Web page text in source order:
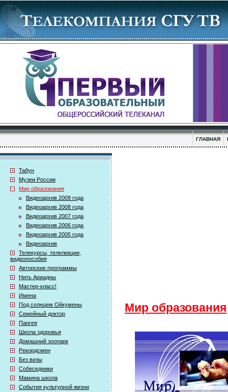
ГЛАВНАЯ
Табун
Музеи России
Мир образования
Видеоархив 2009 года
Видеоархив 2008 года
Видеоархив 2007 года
Видеоархив 2006 года
Видеоархив 2005 года
Видеоархив
Телекурсы, телелекции,
видеопособия
Авторские программы
Нить Ариадны
Мастер-класс!
Имена
Под солнцем Ойкумены
Семейный доктор
Пангея
Школа здоровья
Домашний зоопарк
Рекордсмен
Без визы
Собеседники
Мамина школа
События культурной жизни
Мир образования